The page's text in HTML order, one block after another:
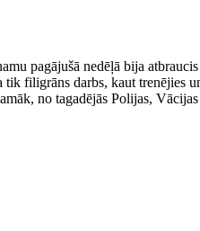
pagājušā nedēļā bija
filigrāns darbs, kaut trenējies
no tagadējās Polijas,